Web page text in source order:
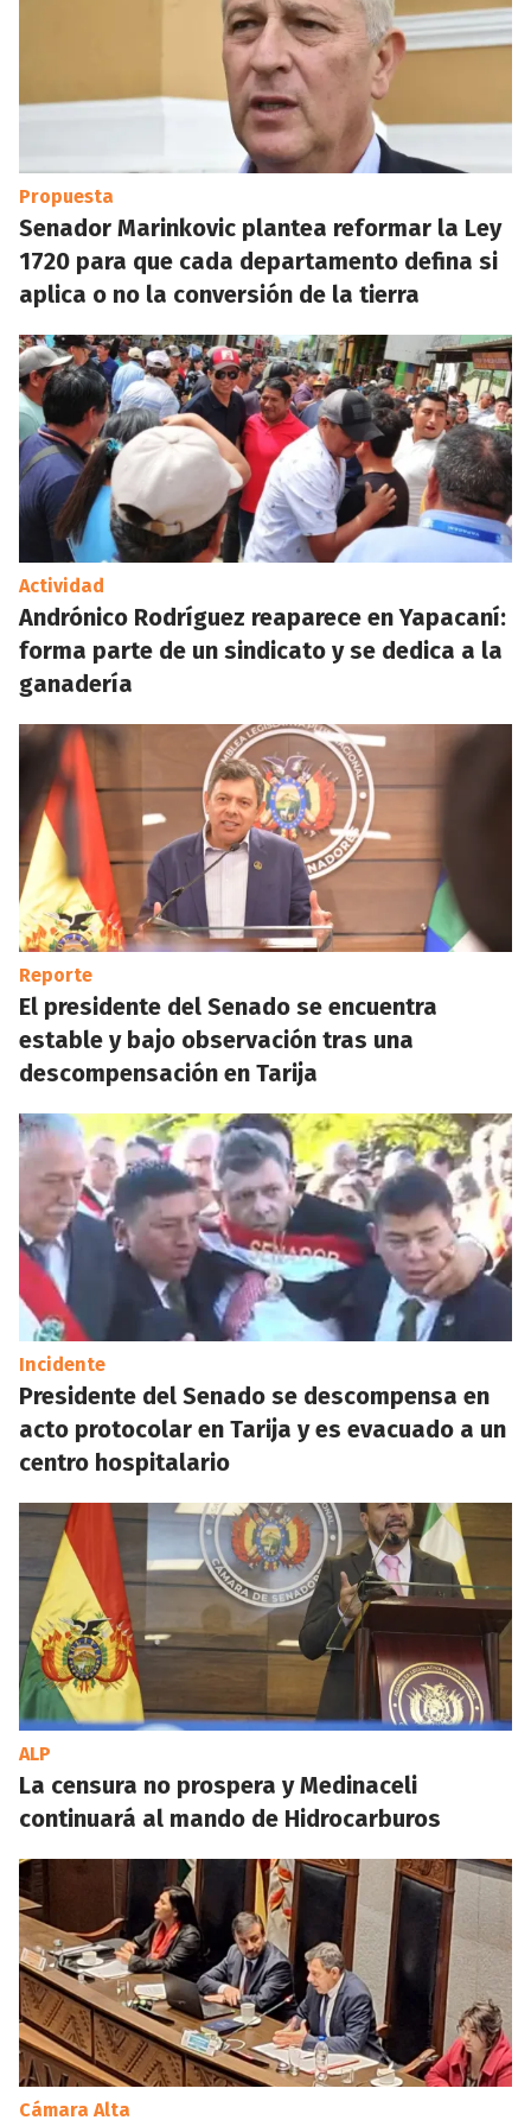
Propuesta
Senador Marinkovic plantea reformar la Ley
1720 para que cada departamento defina si
aplica o no la conversión de la tierra
Actividad
Andrónico Rodríguez reaparece en Yapacaní:
forma parte de un sindicato y se dedica a la
ganadería
Reporte
El presidente del Senado se encuentra
estable y bajo observación tras una
descompensación en Tarija
Incidente
Presidente del Senado se descompensa en
acto protocolar en Tarija y es evacuado a un
centro hospitalario
ALP
La censura no prospera y Medinaceli
continuará al mando de Hidrocarburos
Cámara Alta